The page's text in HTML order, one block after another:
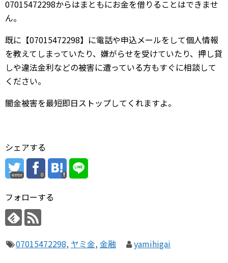
07015472298からはまともにお金を借りることはできませ
ん。
既に【07015472298】に電話や申込メールをして個人情報
を教えてしまっていたり、嫌がらせを受けていたり、押し貸
しや違法金利などの被害に遭っている方もすぐに相談して
ください。
闇金被害を最短即日ストップしてくれますよ。
シェアする
error 0
フォローする
07015472298, ヤミ金, 金融 yamihigai